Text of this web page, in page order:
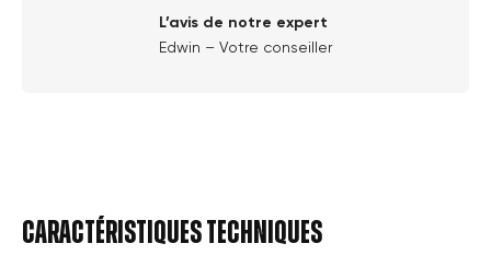
L’avis de notre expert
Edwin – Votre conseiller
Caractéristiques techniques